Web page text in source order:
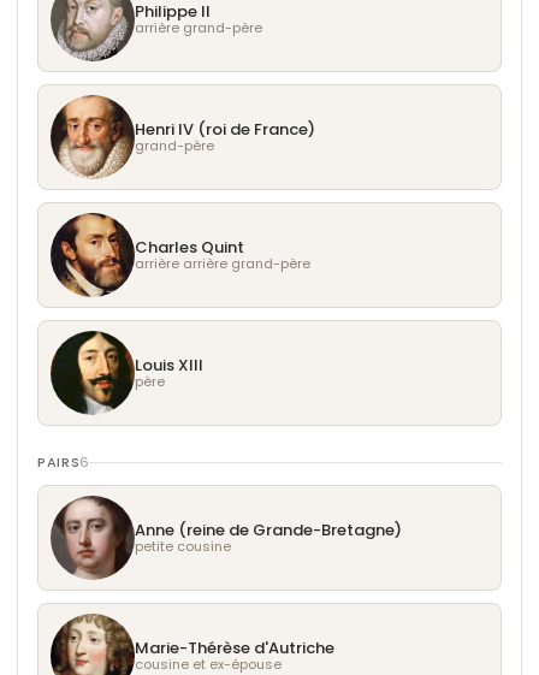
1er septembre 1715: Mort à Versailles après plus
de 72 ans de règne, laissant le trône à son arrière-
petit-fils Louis XV.
Philippe II
arrière grand-père
Henri IV (roi de France)
grand-père
Charles Quint
arrière arrière grand-père
Louis XIII
père
PAIRS6
Anne (reine de Grande-Bretagne)
petite cousine
Marie-Thérèse d'Autriche
cousine et ex-épouse